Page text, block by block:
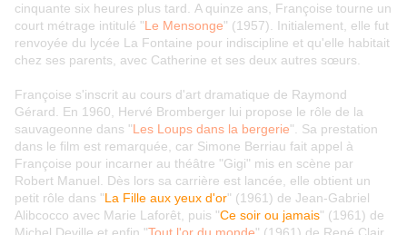
cinquante six heures plus tard. A quinze ans, Françoise tourne un
court métrage intitulé "Le Mensonge" (1957). Initialement, elle fut
renvoyée du lycée La Fontaine pour indiscipline et qu'elle habitait
chez ses parents, avec Catherine et ses deux autres sœurs.
Françoise s'inscrit au cours d'art dramatique de Raymond
Gérard. En 1960, Hervé Bromberger lui propose le rôle de la
sauvageonne dans "Les Loups dans la bergerie". Sa prestation
dans le film est remarquée, car Simone Berriau fait appel à
Françoise pour incarner au théâtre "Gigi" mis en scène par
Robert Manuel. Dès lors sa carrière est lancée, elle obtient un
petit rôle dans "La Fille aux yeux d'or" (1961) de Jean-Gabriel
Alibcocco avec Marie Laforêt, puis "Ce soir ou jamais" (1961) de